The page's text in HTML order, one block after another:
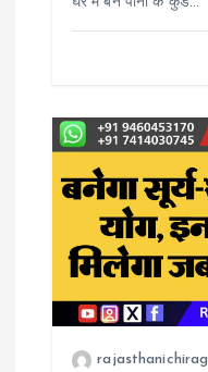
rajasthanichirag